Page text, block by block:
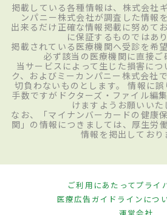
掲載している各種情報は、株式会社
ンパニー株式会社が調査した情報
出来るだけ正確な情報掲載に努めて
に保証するものではあ
掲載されている医療機関へ受診を希
必ず該当の医療機関に直接ご
当サービスによって生じた損害につ
ク、およびミーカンパニー株式会社
切負わないものとします。 情報に
手数ですがドクターズ・ファイル編
けますようお願いいた
なお、「マイナンバーカードの健康
関」の情報につきましては、厚生労
情報を掲出しており
ご利用にあたってプライ
医療広告ガイドラインにつ